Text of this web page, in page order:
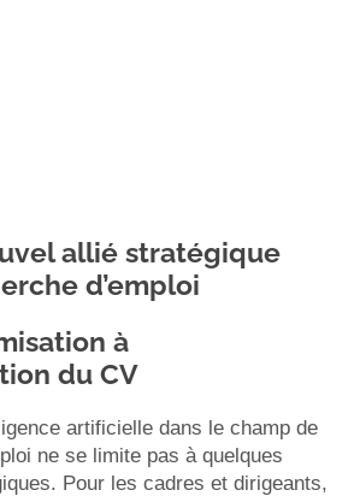
allié stratégique
d’emploi
à
du CV
artificielle dans le champ de
ne se limite pas à quelques
Pour les cadres et dirigeants,